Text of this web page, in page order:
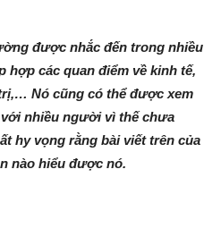
được nhắc đến trong nhiều
hợp các quan điểm về kinh tế,
Nó cũng có thể được xem
nhiều người vì thế chưa
hy vọng rằng bài viết trên của
nào hiểu được nó.